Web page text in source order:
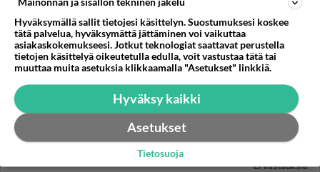
Ei vastauksia
Hyväksymällä sallit tietojesi käsittelyn. Suostumuksesi koskee
tätä palvelua, hyväksymättä jättäminen voi vaikuttaa
asiakaskokemukseesi. Jotkut teknologiat saattavat perustella
tietojen käsittelyä oikeutetulla edulla, voit vastustaa tätä tai
muuttaa muita asetuksia klikkaamalla "Asetukset" linkkiä.
Hyväksy kaikki
Asetukset
Tietosuoja